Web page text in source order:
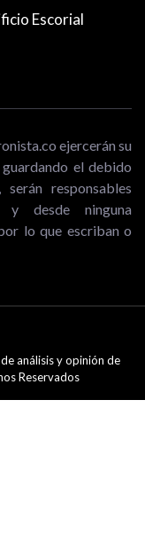
Escorial
ejercerán su
el debido
responsables
y desde ninguna
lo que escriban o
análisis y opinión de
Reservados